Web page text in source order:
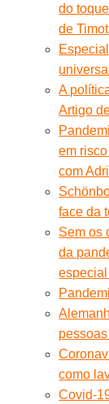
do
de
A
Artigo
em
com
face da
Sem os
da
como
Covid-